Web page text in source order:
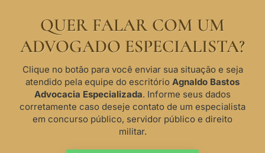
QUER FALAR COM UM
ADVOGADO ESPECIALISTA?
Clique no botão para você enviar sua situação e seja
atendido pela equipe do escritório Agnaldo Bastos
Advocacia Especializada. Informe seus dados
corretamente caso deseje contato de um especialista
em concurso público, servidor público e direito
militar.